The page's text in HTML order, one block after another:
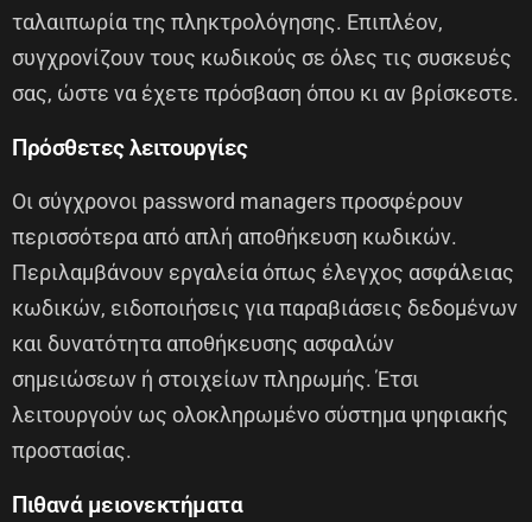
ταλαιπωρία της πληκτρολόγησης. Επιπλέον,
συγχρονίζουν τους κωδικούς σε όλες τις συσκευές
σας, ώστε να έχετε πρόσβαση όπου κι αν βρίσκεστε.
Πρόσθετες λειτουργίες
Οι σύγχρονοι password managers προσφέρουν
περισσότερα από απλή αποθήκευση κωδικών.
Περιλαμβάνουν εργαλεία όπως έλεγχος ασφάλειας
κωδικών, ειδοποιήσεις για παραβιάσεις δεδομένων
και δυνατότητα αποθήκευσης ασφαλών
σημειώσεων ή στοιχείων πληρωμής. Έτσι
λειτουργούν ως ολοκληρωμένο σύστημα ψηφιακής
προστασίας.
Πιθανά μειονεκτήματα